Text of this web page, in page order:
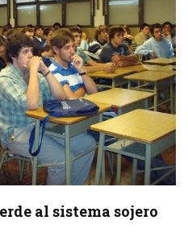
al sistema sojero